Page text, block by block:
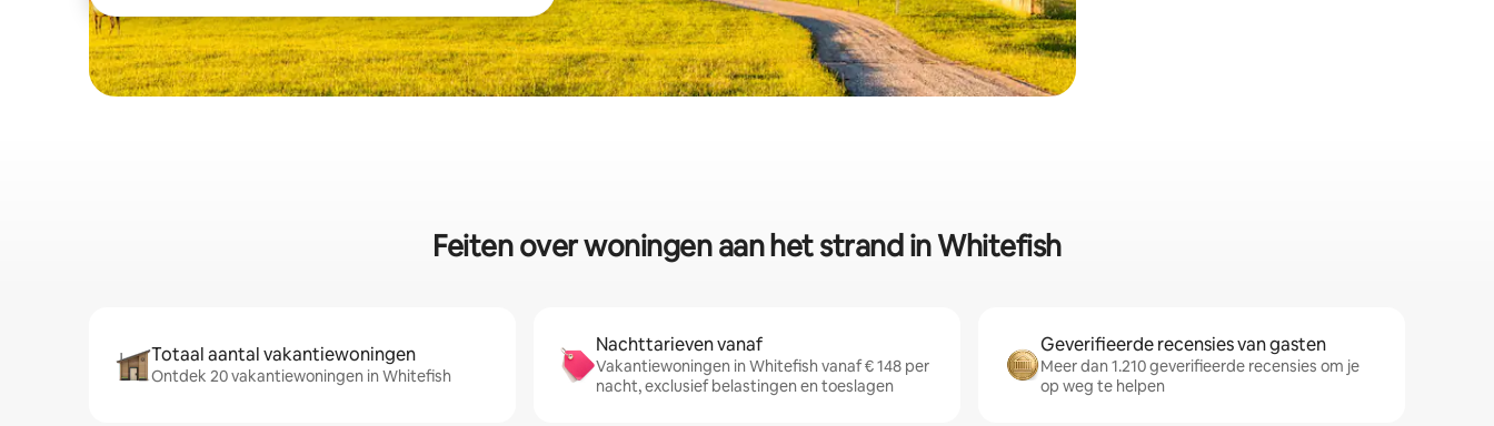
Feiten over woningen aan het strand in Whitefish
Totaal aantal vakantiewoningen
Ontdek 20 vakantiewoningen in Whitefish
Nachttarieven vanaf
Vakantiewoningen in Whitefish vanaf € 148 per
nacht, exclusief belastingen en toeslagen
Geverifieerde recensies van gasten
Meer dan 1.210 geverifieerde recensies om je
op weg te helpen